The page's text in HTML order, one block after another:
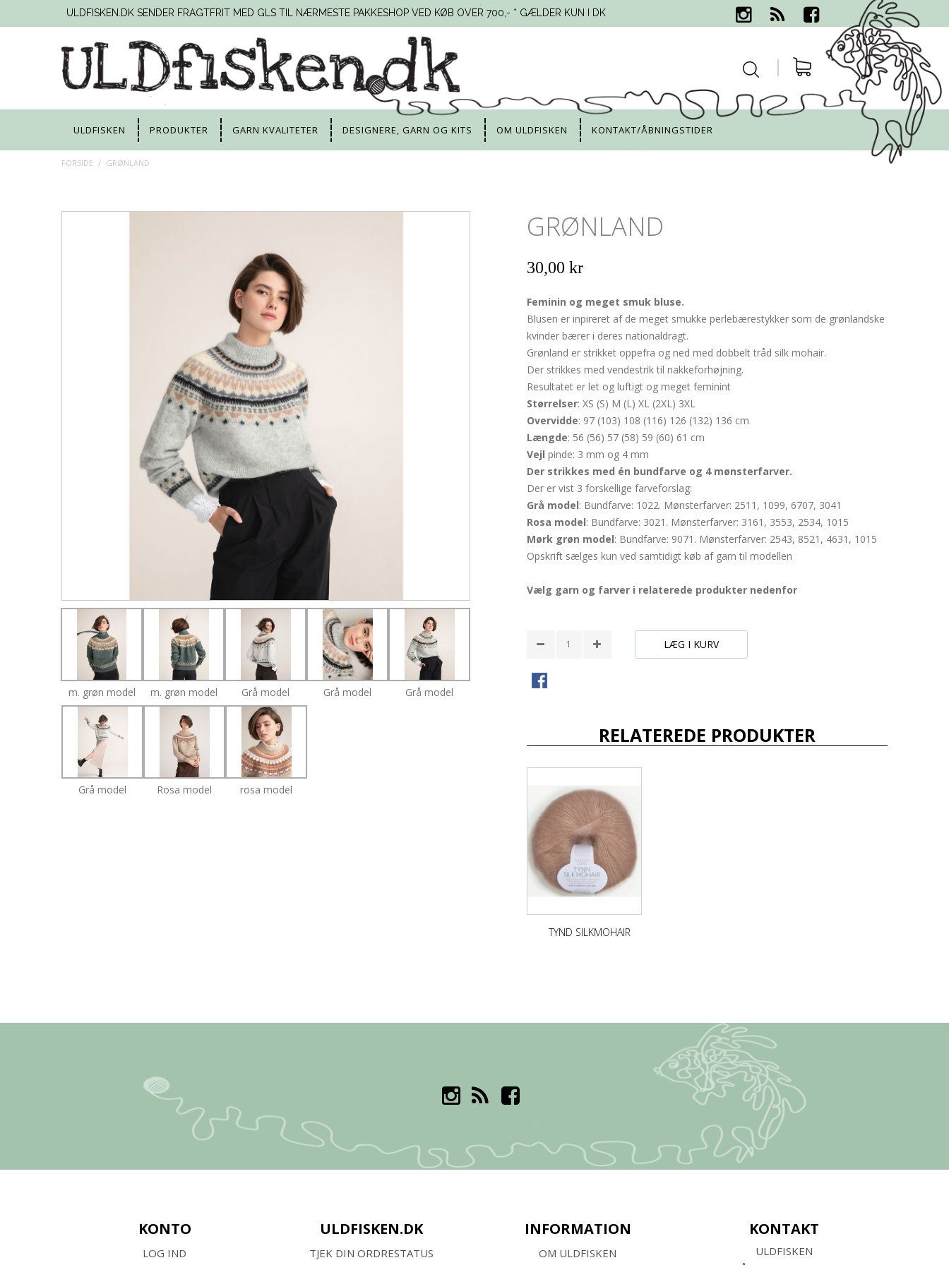
ULDFISKEN.DK SENDER FRAGTFRIT MED GLS TIL NÆRMESTE PAKKESHOP VED KØB OVER 700,- * GÆLDER KUN I DK
ULDFISKEN PRODUKTER GARN KVALITETER DESIGNERE, GARN OG KITS OM ULDFISKEN KONTAKT/ÅBNINGSTIDER
FORSIDE / GRØNLAND
m. grøn model m. grøn model Grå model Grå model Grå model
Grå model Rosa model rosa model
GRØNLAND
30,00 kr
Feminin og meget smuk bluse.
Blusen er inpireret af de meget smukke perlebærestykker som de grønlandske
kvinder bærer i deres nationaldragt.
Grønland er strikket oppefra og ned med dobbelt tråd silk mohair.
Der strikkes med vendestrik til nakkeforhøjning.
Resultatet er let og luftigt og meget feminint
Størrelser: XS (S) M (L) XL (2XL) 3XL
Overvidde: 97 (103) 108 (116) 126 (132) 136 cm
Længde: 56 (56) 57 (58) 59 (60) 61 cm
Vejl pinde: 3 mm og 4 mm
Der strikkes med én bundfarve og 4 mønsterfarver.
Der er vist 3 forskellige farveforslag:
Grå model: Bundfarve: 1022. Mønsterfarver: 2511, 1099, 6707, 3041
Rosa model: Bundfarve: 3021. Mønsterfarver: 3161, 3553, 2534, 1015
Mørk grøn model: Bundfarve: 9071. Mønsterfarver: 2543, 8521, 4631, 1015
Opskrift sælges kun ved samtidigt køb af garn til modellen
Vælg garn og farver i relaterede produkter nedenfor
LÆG I KURV
RELATEREDE PRODUKTER
TYND SILKMOHAIR
KONTO
LOG IND
ULDFISKEN.DK
TJEK DIN ORDRESTATUS
INFORMATION
OM ULDFISKEN
KONTAKT
ULDFISKEN